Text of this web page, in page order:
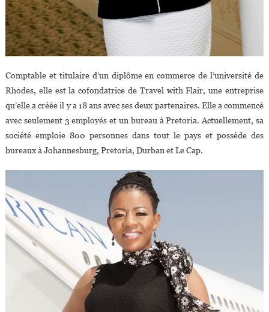
Comptable et titulaire d’un diplôme en commerce de l’université de
Rhodes, elle est la cofondatrice de Travel with Flair, une entreprise
qu’elle a créée il y a 18 ans avec ses deux partenaires. Elle a commencé
avec seulement 3 employés et un bureau à Pretoria. Actuellement, sa
société emploie 800 personnes dans tout le pays et possède des
bureaux à Johannesburg, Pretoria, Durban et Le Cap.